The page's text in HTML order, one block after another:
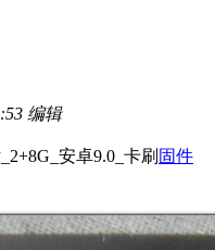
编辑
安卓9.0_卡刷 固件